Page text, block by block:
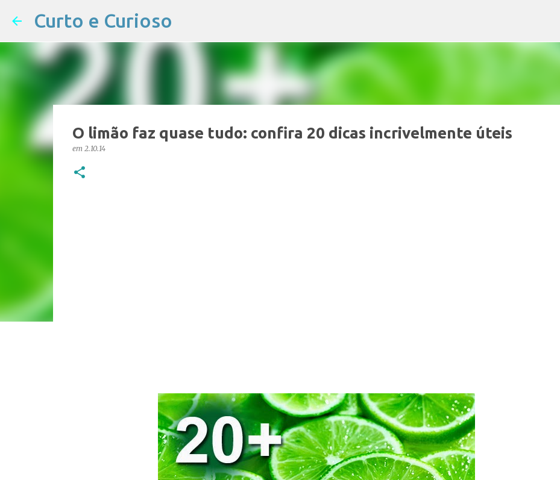
Curto e Curioso
O limão faz quase tudo: confira 20 dicas incrivelmente úteis
em 2.10.14